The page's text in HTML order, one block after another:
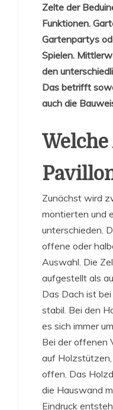
Zelte der
Funktionen.
Gartenpartys
Spielen.
den
Das betrifft
auch die
Zunächst wird
montierten und
unterschieden.
offene oder
Auswahl. Die
aufgestellt als
Das Dach ist
stabil. Bei den
es sich immer
Bei der offenen
auf
offen. Das
die Hauswand
Eindruck